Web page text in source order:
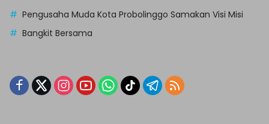
Pengusaha Muda Kota Probolinggo Samakan Visi Misi
Bangkit Bersama